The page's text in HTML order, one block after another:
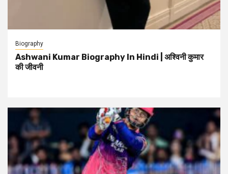
Biography
Ashwani Kumar Biography In Hindi | अश्विनी कुमार
की जीवनी